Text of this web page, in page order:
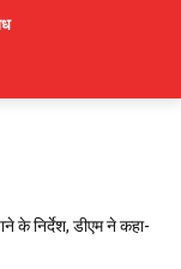
के निर्देश, डीएम ने कहा-